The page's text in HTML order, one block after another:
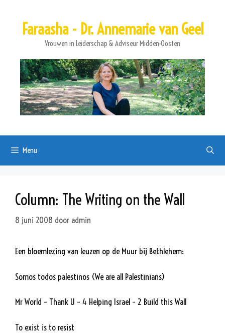
Faraasha - Dr. Annemarie van Geel
Vrouwen in Leiderschap & Adviseur Midden-Oosten
Menu
Column: The Writing on the Wall
8 juni 2008 door admin
Een bloemlezing van leuzen op de Muur bij Bethlehem:
Somos todos palestinos (We are all Palestinians)
Mr World – Thank U – 4 Helping Israel – 2 Build this Wall
To exist is to resist